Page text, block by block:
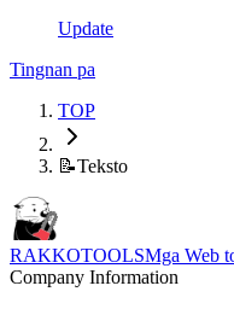
Update
Tingnan pa
TOP
📝Teksto
RAKKOTOOLSMga Web
Company Information